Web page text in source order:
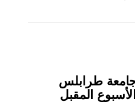
طرابلس
المقبل